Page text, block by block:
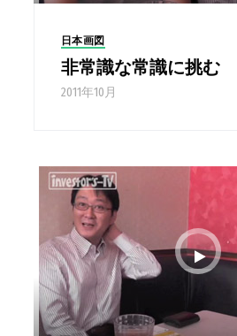
日本画図
非常識な常識に挑む
2011年10月